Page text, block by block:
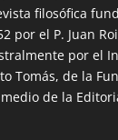
filosófica
por el P. Juan
por el
Tomás, de la
de la